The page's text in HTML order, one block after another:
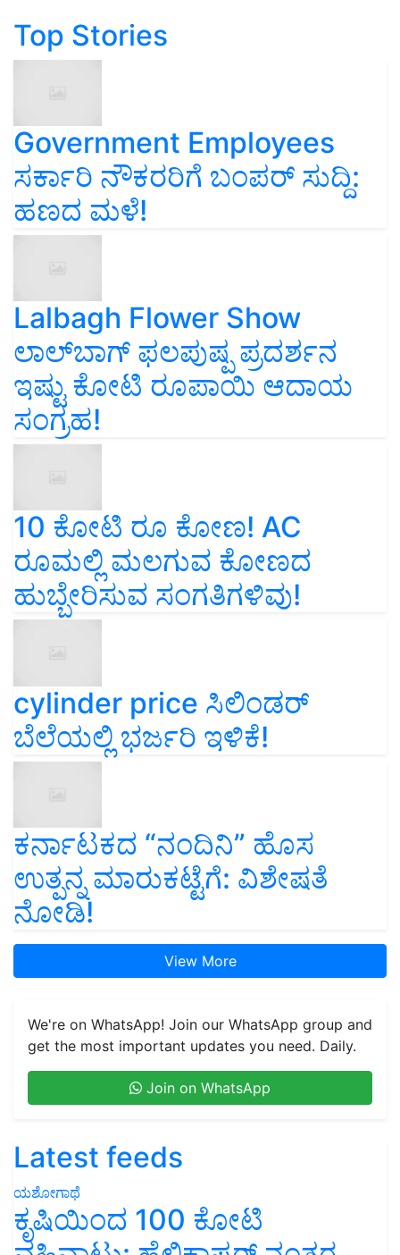
Top Stories
Government Employees
ಸರ್ಕಾರಿ ನೌಕರರಿಗೆ ಬಂಪರ್‌ ಸುದ್ದಿ:
ಹಣದ ಮಳೆ!
Lalbagh Flower Show
ಲಾಲ್‌ಬಾಗ್ ಫಲಪುಷ್ಪ ಪ್ರದರ್ಶನ
ಇಷ್ಟು ಕೋಟಿ ರೂಪಾಯಿ ಆದಾಯ
ಸಂಗ್ರಹ!
10 ಕೋಟಿ ರೂ ಕೋಣ! AC
ರೂಮಲ್ಲಿ ಮಲಗುವ ಕೋಣದ
ಹುಬ್ಬೇರಿಸುವ ಸಂಗತಿಗಳಿವು!
cylinder price ಸಿಲಿಂಡರ್‌
ಬೆಲೆಯಲ್ಲಿ ಭರ್ಜರಿ ಇಳಿಕೆ!
ಕರ್ನಾಟಕದ “ನಂದಿನಿ” ಹೊಸ
ಉತ್ಪನ್ನ ಮಾರುಕಟ್ಟೆಗೆ: ವಿಶೇಷತೆ
ನೋಡಿ!
View More
We're on WhatsApp! Join our WhatsApp group and
get the most important updates you need. Daily.
Join on WhatsApp
Latest feeds
ಯಶೋಗಾಥೆ
ಕೃಷಿಯಿಂದ 100 ಕೋಟಿ